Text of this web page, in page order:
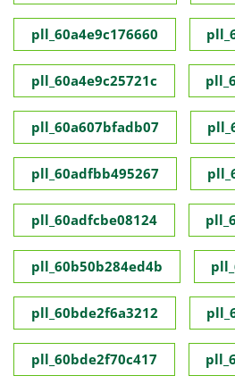
pll_60a4e9c176660
pll_60a4e9c25721c
pll_60a607bfadb07
pll_60adfbb495267
pll_60adfcbe08124
pll_60b50b284ed4b
pll_60bde2f6a3212
pll_60bde2f70c417